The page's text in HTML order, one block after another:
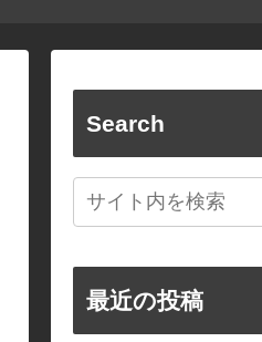
Search
最近の投稿